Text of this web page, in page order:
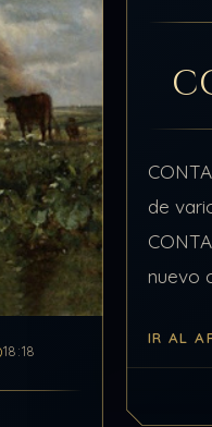
18:18
de
nuevo
que el
IR AL